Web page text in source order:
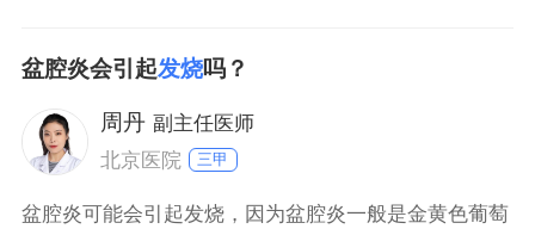
取温水擦浴、局部冰敷，进行物理降温，饮食上需要给
予其高营养、高蛋白食物的摄入。对于发热明显者，还
可在医生指导下应用布洛芬颗粒、对乙酰氨基酚片等非
甾体抗炎药
盆腔炎会引起发烧吗？
周丹 副主任医师
北京医院
三甲
盆腔炎可能会引起发烧，因为盆腔炎一般是金黄色葡萄